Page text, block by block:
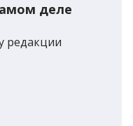
деле
редакции